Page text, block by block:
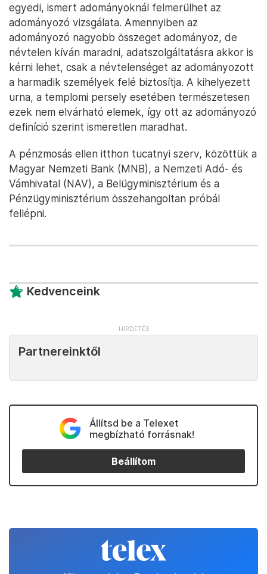
egyedi, ismert adományoknál felmerülhet az
adományozó vizsgálata. Amennyiben az
adományozó nagyobb összeget adományoz, de
névtelen kíván maradni, adatszolgáltatásra akkor is
kérni lehet, csak a névtelenséget az adományozott
a harmadik személyek felé biztosítja. A kihelyezett
urna, a templomi persely esetében természetesen
ezek nem elvárható elemek, így ott az adományozó
definíció szerint ismeretlen maradhat.
A pénzmosás ellen itthon tucatnyi szerv, közöttük a
Magyar Nemzeti Bank (MNB), a Nemzeti Adó- és
Vámhivatal (NAV), a Belügyminisztérium és a
Pénzügyminisztérium összehangoltan próbál
fellépni.
Kedvenceink
Partnereinktől
Állítsd be a Telexet
megbízható forrásnak!
Beállítom